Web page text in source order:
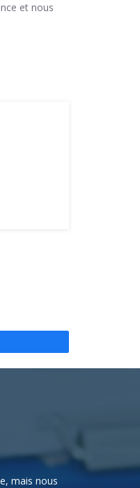
et nous
mais nous